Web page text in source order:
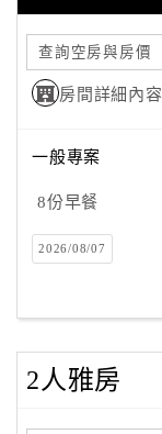
品
宣
傳
查詢空房與房價
房間詳細內容
一般專案
8份早餐
2026/08/07
2人雅房